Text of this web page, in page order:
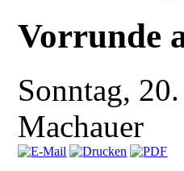
Vorrunde
Sonntag,
Machauer